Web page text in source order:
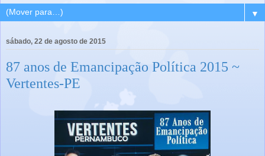
▼
sábado, 22 de agosto de 2015
87 anos de Emancipação Política 2015 ~
Vertentes-PE